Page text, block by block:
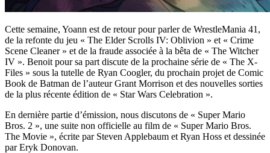
Cette semaine, Yoann est de retour pour parler de WrestleMania 41,
de la refonte du jeu « The Elder Scrolls IV: Oblivion » et « Crime
Scene Cleaner » et de la fraude associée à la bêta de « The Witcher
IV ». Benoit pour sa part discute de la prochaine série de « The X-
Files » sous la tutelle de Ryan Coogler, du prochain projet de Comic
Book de Batman de l’auteur Grant Morrison et des nouvelles sorties
de la plus récente édition de « Star Wars Celebration ».
En dernière partie d’émission, nous discutons de « Super Mario
Bros. 2 », une suite non officielle au film de « Super Mario Bros.
The Movie », écrite par Steven Applebaum et Ryan Hoss et dessinée
par Eryk Donovan.